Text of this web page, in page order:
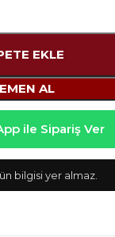
EKLE
AL
ile Sipariş Ver
bilgisi yer almaz.